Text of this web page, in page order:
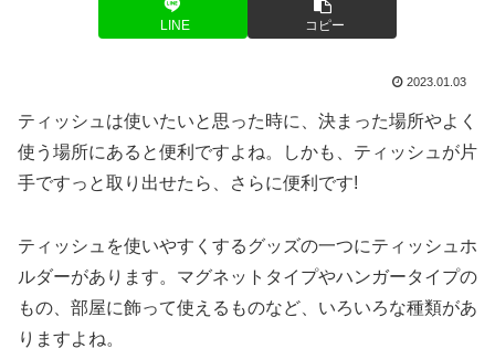
LINE コピー
2023.01.03
ティッシュは使いたいと思った時に、決まった場所やよく
使う場所にあると便利ですよね。しかも、ティッシュが片
手ですっと取り出せたら、さらに便利です!
ティッシュを使いやすくするグッズの一つにティッシュホ
ルダーがあります。マグネットタイプやハンガータイプの
もの、部屋に飾って使えるものなど、いろいろな種類があ
りますよね。